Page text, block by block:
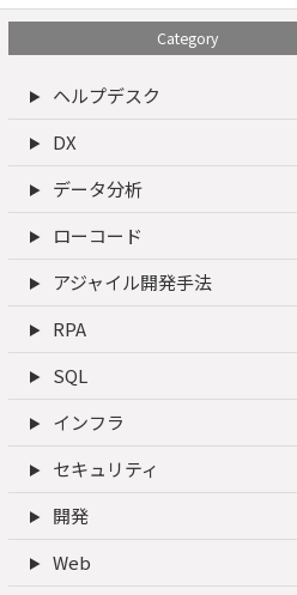
Category
ヘルプデスク
DX
データ分析
ローコード
アジャイル開発手法
RPA
SQL
インフラ
セキュリティ
開発
Web